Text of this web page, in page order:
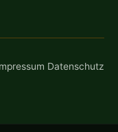
Datenschutz